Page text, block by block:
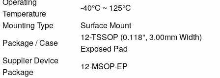
Temperature
-40°C ~ 125°C
Mounting Type
Surface Mount
Package / Case
12-TSSOP (0.118", 3.00mm Width)
Exposed Pad
Supplier Device
Package
12-MSOP-EP